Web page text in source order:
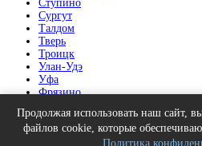
Продолжая использовать наш сайт,
файлов cookie, которые
Политика
Ступино
Сургут
Талдом
Тверь
Троицк
Улан-Удэ
Уфа
Фрязино
Челябинск
Щелково
Электрогорск